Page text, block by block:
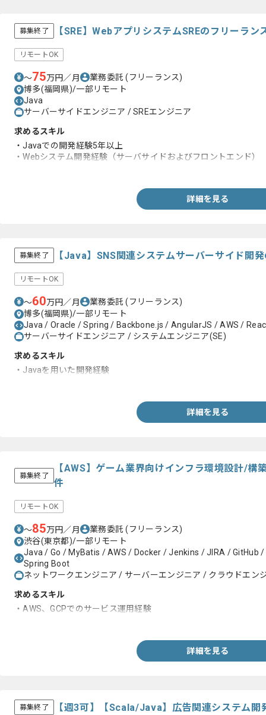
募集終了 【SRE】WebアプリシステムSREのフリーラン
リモートOK
〜75万円／月 業務委託(フリーランス)
博多(福岡県)/一部リモート
Java
サーバーサイドエンジニア / SREエンジニア
求めるスキル
・Javaでの開発経験5年以上
・Webシステム開発経験（サーバサイドおよびフロントエンド）
詳細を見る
募集終了 【Java】SNS関連システムサーバーサイド開
リモートOK
〜60万円／月 業務委託(フリーランス)
博多(福岡県)/一部リモート
Java / Oracle / Spring / Backbone.js / AngularJS / AWS /
サーバーサイドエンジニア / システムエンジニア(SE)
求めるスキル
・Javaを用いた開発経験
詳細を見る
募集終了
【AWS】ゲーム業界向けインフラ環境設計/構
件
リモートOK
〜85万円／月 業務委託(フリーランス)
渋谷(東京都)/一部リモート
Java / Go / MyBatis / AWS / Docker / Jenkins / JIRA / GitHub
Spring Boot
ネットワークエンジニア / サーバーエンジニア / クラウドエン
求めるスキル
・AWS、GCPでのサービス運用経験
詳細を見る
募集終了 【週3可】【Scala/Java】広告関連システム